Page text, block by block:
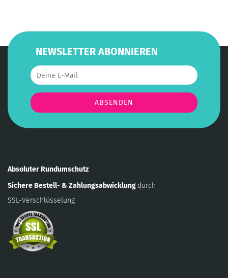
NEWSLETTER ABONNIEREN
Absoluter Rundumschutz
Sichere Bestell- & Zahlungsabwicklung durch
SSL-Verschlüsselung